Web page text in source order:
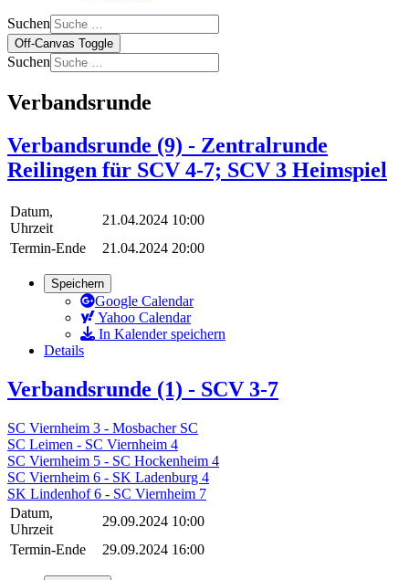
Suchen
Off-Canvas Toggle
Suchen
Verbandsrunde
Verbandsrunde (9) - Zentralrunde
Reilingen für SCV 4-7; SCV 3 Heimspiel
Datum,
Uhrzeit
21.04.2024 10:00
Termin-Ende
21.04.2024 20:00
Speichern
Google Calendar
Yahoo Calendar
In Kalender speichern
Details
Verbandsrunde (1) - SCV 3-7
SC Viernheim 3 - Mosbacher SC
SC Leimen - SC Viernheim 4
SC Viernheim 5 - SC Hockenheim 4
SC Viernheim 6 - SK Ladenburg 4
SK Lindenhof 6 - SC Viernheim 7
Datum,
Uhrzeit
29.09.2024 10:00
Termin-Ende
29.09.2024 16:00